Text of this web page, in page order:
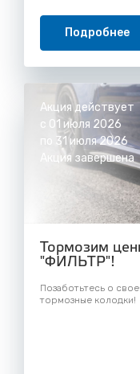
Подробнее
Акция действует
с 01 июля 2026
по 31 июля 2026
Акция завершена
Тормозим
"ФИЛЬТР"!
Позаботьтесь о
тормозные колодки!